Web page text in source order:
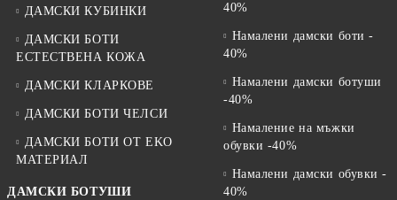
ДАМСКИ КУБИНКИ
ДАМСКИ БОТИ
ЕСТЕСТВЕНА КОЖА
ДАМСКИ КЛАРКОВЕ
ДАМСКИ БОТИ ЧЕЛСИ
ДАМСКИ БОТИ ОТ EKO
МАТЕРИАЛ
ДАМСКИ БОТУШИ
40%
Намалени дамски боти -
40%
Намалени дамски ботуши
-40%
Намаление на мъжки
обувки -40%
Намалени дамски обувки -
40%